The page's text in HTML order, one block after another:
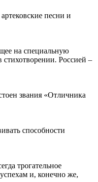
песни и
на специальную
Россией –
звания «Отличника
способности
трогательное
и, конечно же,